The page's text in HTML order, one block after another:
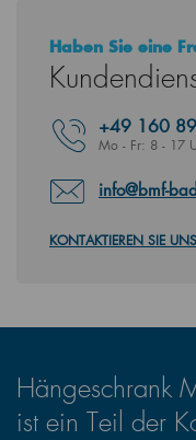
Haben Sie eine
+49 160
Mo - Fr: 8 - 17
info@bmf-
KONTAKTIEREN SIE UNS
Hängeschrank
ist ein Teil der